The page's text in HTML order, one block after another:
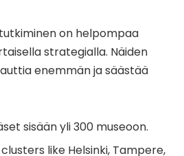
on helpompaa
strategialla. Näiden
enemmän ja säästää
sisään yli 300 museoon.
like Helsinki, Tampere,